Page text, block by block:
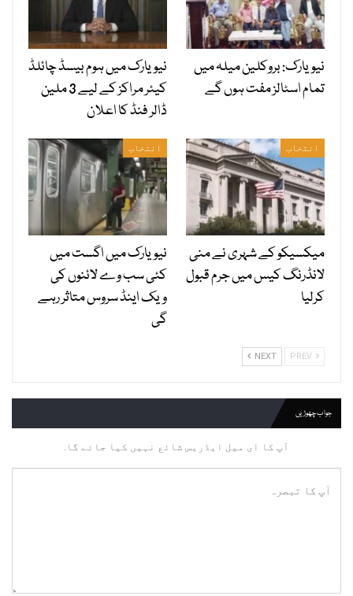
نیویارک: بروکلین میلہ میں
تمام اسٹالز مفت ہوں گے
نیویارک میں ہوم بیسڈ چائلڈ
کیئر مراکز کے لیے 3 ملین
ڈالر فنڈ کا اعلان
انتخاب
میکسیکو کے شہری نے منی
لانڈرنگ کیس میں جرم قبول
کرلیا
انتخاب
نیویارک میں اگست میں
کئی سب وے لائنوں کی
ویک اینڈ سروس متاثر رہے
گی
NEXT
جواب چھوڑیں
آپ کا ای میل ایڈریس شائع نہیں کیا جائے گا.